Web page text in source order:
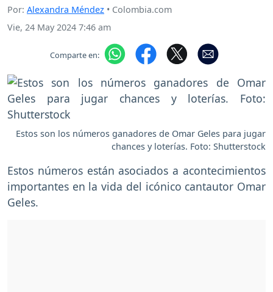
Por: Alexandra Méndez • Colombia.com
Vie, 24 May 2024 7:46 am
Comparte en:
Estos son los números ganadores de Omar Geles para jugar
chances y loterías. Foto: Shutterstock
Estos números están asociados a acontecimientos
importantes en la vida del icónico cantautor Omar
Geles.